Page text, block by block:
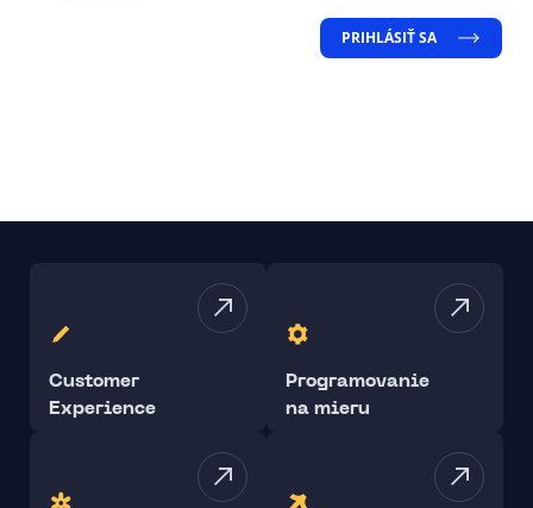
PRIHLÁSIŤ SA
Customer
Experience
Programovanie
na mieru